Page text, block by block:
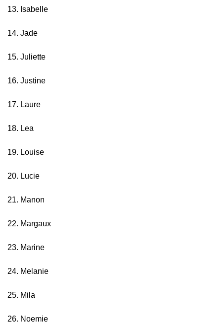
13. Isabelle
14. Jade
15. Juliette
16. Justine
17. Laure
18. Lea
19. Louise
20. Lucie
21. Manon
22. Margaux
23. Marine
24. Melanie
25. Mila
26. Noemie